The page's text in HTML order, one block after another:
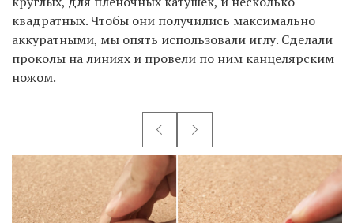
квадратных. Чтобы они получились максимально
аккуратными, мы опять использовали иглу. Сделали
проколы на линиях и провели по ним канцелярским
ножом.